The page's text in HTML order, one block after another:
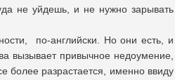
не уйдешь, и не нужно зарывать
по-английски. Но они есть, и
вызывает привычное недоумение,
более разрастается, именно ввиду